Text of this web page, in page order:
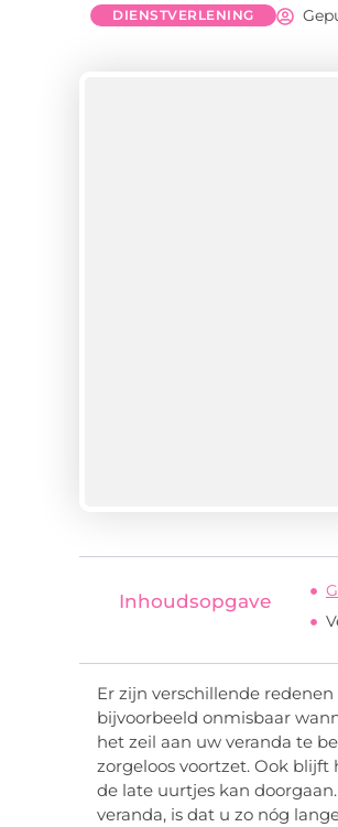
DIENSTVERLENING
Inhoudsopgave
Er zijn verschillende
bijvoorbeeld onmisbaar
het zeil aan uw veranda te
zorgeloos voortzet. Ook
de late uurtjes kan
veranda, is dat u zo nóg